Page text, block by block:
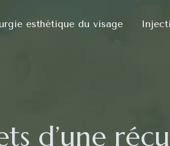
esthétique du visage
d’une